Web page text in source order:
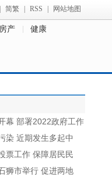
简繁 RSS 网站地图
房产 健康
幕 部署2022政府工作
染 近期发生多起中
票工作 保障居民民
狮市举行 促进两地